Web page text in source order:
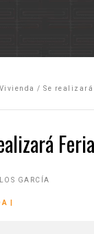
Vivienda / Se
GARCÍA